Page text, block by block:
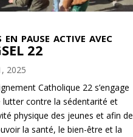
pause active avec
22
2025
Catholique 22 s’engage
lutter contre la sédentarité et
physique des jeunes et afin de
la santé, le bien-être et la